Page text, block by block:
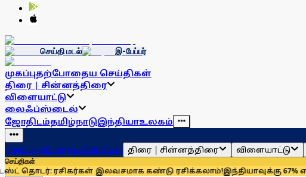
செய்தி மடல் இ-பேப்பர்
முகப்புதற்போதைய செய்திகள்
திரை | சின்னத்திரை
விளையாட்டு
லைஃப்ஸ்டைல்
ஜோதிடம்தமிழ்நாடுஇந்தியாஉலகம்
முகப்புதற்போதைய செய்திகள் திரை | சின்னத்திரை விளையாட்டு
செய்திகள்
இலவசமாக கண்டு ரசிக்கலாம்!இந்தியாவுக்கு 67% எல்பிஜி